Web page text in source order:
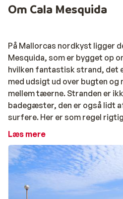
Om Cala Mesquida
På Mallorcas nordkyst ligger
Mesquida, som er bygget op
hvilken fantastisk strand, det
med udsigt ud over bugten og
mellem tæerne. Stranden er
badegæster, den er også lidt
surfere. Her er som regel
surfere, som vil ride på
og restauranter, hvor du kan
tage en pause fra den varme
Oplev Mallorcas nordkyst
Læs mere